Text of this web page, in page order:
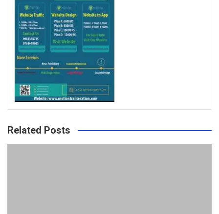
m
Related Posts